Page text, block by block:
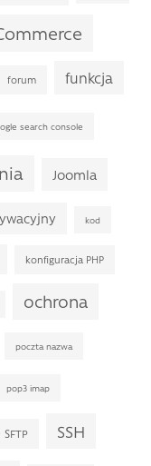
forum funkcja
search console
Joomla
kod
konfiguracja PHP
ochrona
poczta nazwa
pop3 imap
SFTP SSH